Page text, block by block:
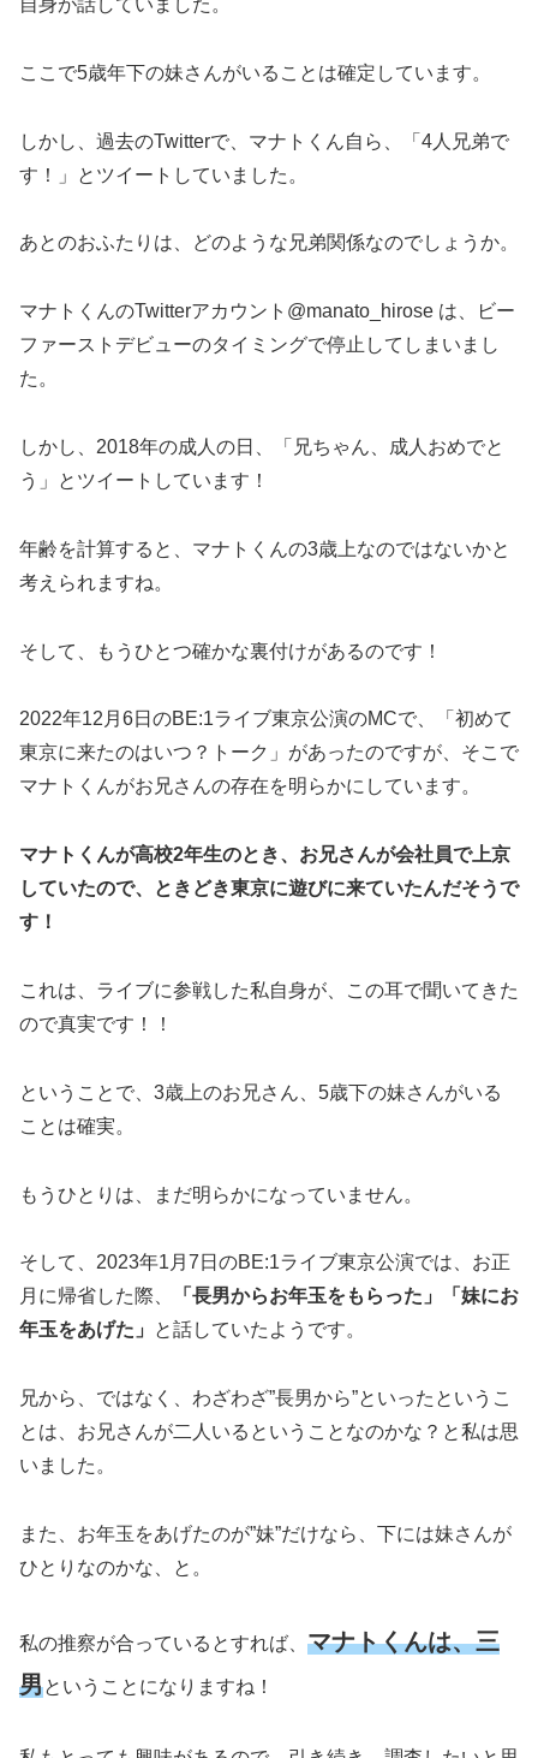
自身が話していました。
ここで5歳年下の妹さんがいることは確定しています。
しかし、過去のTwitterで、マナトくん自ら、「4人兄弟で
す！」とツイートしていました。
あとのおふたりは、どのような兄弟関係なのでしょうか。
マナトくんのTwitterアカウント@manato_hirose は、ビー
ファーストデビューのタイミングで停止してしまいまし
た。
しかし、2018年の成人の日、「兄ちゃん、成人おめでと
う」とツイートしています！
年齢を計算すると、マナトくんの3歳上なのではないかと
考えられますね。
そして、もうひとつ確かな裏付けがあるのです！
2022年12月6日のBE:1ライブ東京公演のMCで、「初めて
東京に来たのはいつ？トーク」があったのですが、そこで
マナトくんがお兄さんの存在を明らかにしています。
マナトくんが高校2年生のとき、お兄さんが会社員で上京
していたので、ときどき東京に遊びに来ていたんだそうで
す！
これは、ライブに参戦した私自身が、この耳で聞いてきた
ので真実です！！
ということで、3歳上のお兄さん、5歳下の妹さんがいる
ことは確実。
もうひとりは、まだ明らかになっていません。
そして、2023年1月7日のBE:1ライブ東京公演では、お正
月に帰省した際、
「長男からお年玉をもらった」「妹にお
年玉をあげた」
と話していたようです。
兄から、ではなく、わざわざ”長男から”といったというこ
とは、お兄さんが二人いるということなのかな？と私は思
いました。
また、お年玉をあげたのが”妹”だけなら、下には妹さんが
ひとりなのかな、と。
私の推察が合っているとすれば、 マナトくんは、三
男ということになりますね！